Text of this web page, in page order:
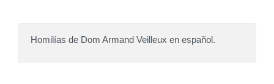
Homilías de Dom Armand Veilleux en español.